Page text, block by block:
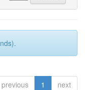
previous 1 next